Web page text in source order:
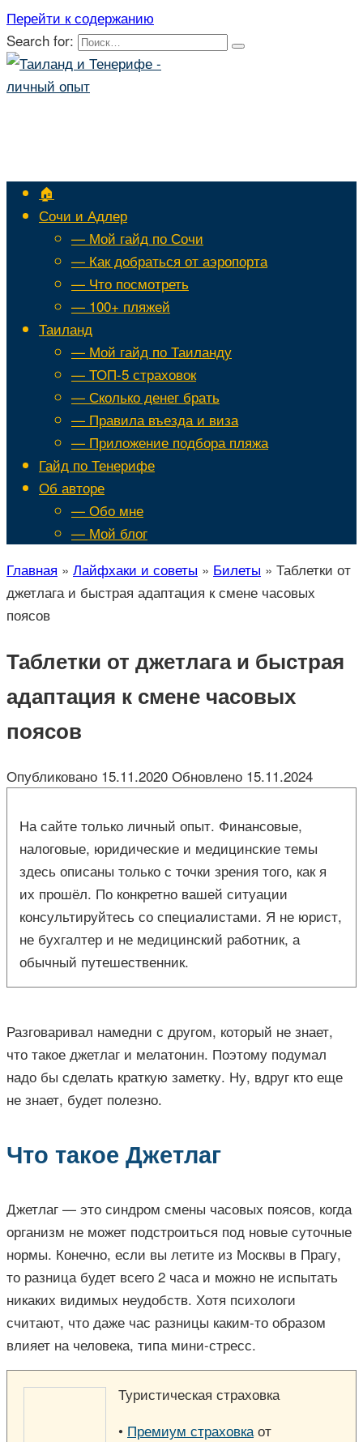
Перейти к содержанию
Search for:
🏠
Сочи и Адлер
— Мой гайд по Сочи
— Как добраться от аэропорта
— Что посмотреть
— 100+ пляжей
Таиланд
— Мой гайд по Таиланду
— ТОП-5 страховок
— Сколько денег брать
— Правила въезда и виза
— Приложение подбора пляжа
Гайд по Тенерифе
Об авторе
— Обо мне
— Мой блог
Главная » Лайфхаки и советы » Билеты » Таблетки от
джетлага и быстрая адаптация к смене часовых
поясов
Таблетки от джетлага и быстрая
адаптация к смене часовых
поясов
Опубликовано 15.11.2020 Обновлено 15.11.2024
На сайте только личный опыт. Финансовые,
налоговые, юридические и медицинские темы
здесь описаны только с точки зрения того, как я
их прошёл. По конкретно вашей ситуации
консультируйтесь со специалистами. Я не юрист,
не бухгалтер и не медицинский работник, а
обычный путешественник.
Разговаривал намедни с другом, который не знает,
что такое джетлаг и мелатонин. Поэтому подумал
надо бы сделать краткую заметку. Ну, вдруг кто еще
не знает, будет полезно.
Что такое Джетлаг
Джетлаг — это синдром смены часовых поясов, когда
организм не может подстроиться под новые суточные
нормы. Конечно, если вы летите из Москвы в Прагу,
то разница будет всего 2 часа и можно не испытать
никаких видимых неудобств. Хотя психологи
считают, что даже час разницы каким-то образом
влияет на человека, типа мини-стресс.
Туристическая страховка
• Премиум страховкаот